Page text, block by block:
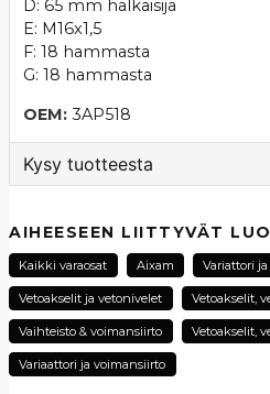
D: 65 mm halkaisija
E: M16x1,5
F: 18 hammasta
G: 18 hammasta
OEM: 3AP518
Kysy tuotteesta
Kysy meiltä tästä
name
Nimi
AIHEESEEN LIITTYVÄT
Kaikki varaosat Aixam Variattori
Vetoakselit ja vetonivelet Vetoakselit,
Vaihteisto & voimansiirto Vetoakselit,
Variaattori ja voimansiirto